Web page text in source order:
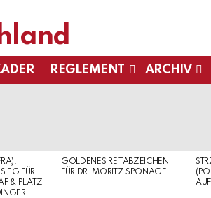
REGLEMENT ARCHIV
FÜR
& PLATZ
GOLDENES REITABZEICHEN
FÜR DR. MORITZ SPONAGEL